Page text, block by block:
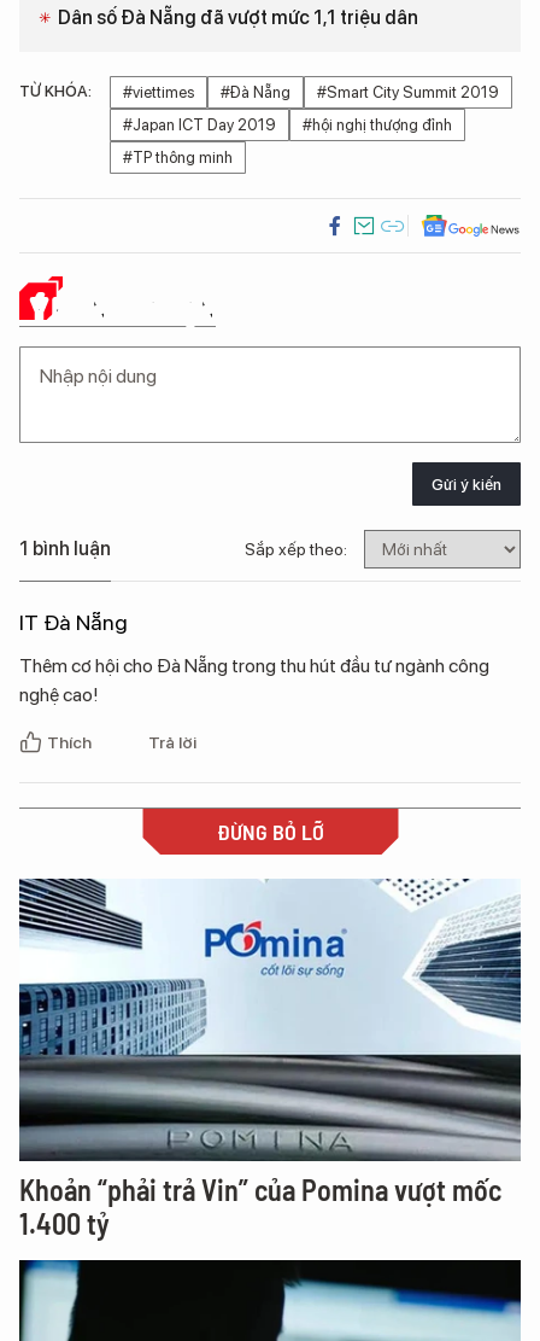
Dân số Đà Nẵng đã vượt mức 1,1 triệu dân
TỪ KHÓA: #viettimes #Đà Nẵng
#Smart City Summit 2019
#Japan ICT Day 2019
#hội nghị thượng đỉnh
#TP thông minh
Ý KIẾN CỦA BẠN
Gửi ý kiến
1 bình luận Sắp xếp theo:
IT Đà Nẵng
Thêm cơ hội cho Đà Nẵng trong thu hút đầu tư ngành công
nghệ cao!
Thích Trả lời
ĐỪNG BỎ LỠ
Khoản “phải trả Vin” của Pomina vượt mốc
1.400 tỷ